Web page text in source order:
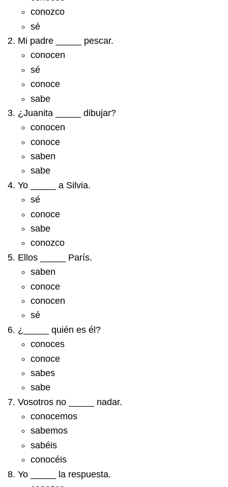
conozco
sé
Mi padre _____ pescar.
conocen
sé
conoce
sabe
¿Juanita _____ dibujar?
conocen
conoce
saben
sabe
Yo _____ a Silvia.
sé
conoce
sabe
conozco
Ellos _____ París.
saben
conoce
conocen
sé
¿_____ quién es él?
conoces
conoce
sabes
sabe
Vosotros no _____ nadar.
conocemos
sabemos
sabéis
conocéis
Yo _____ la respuesta.